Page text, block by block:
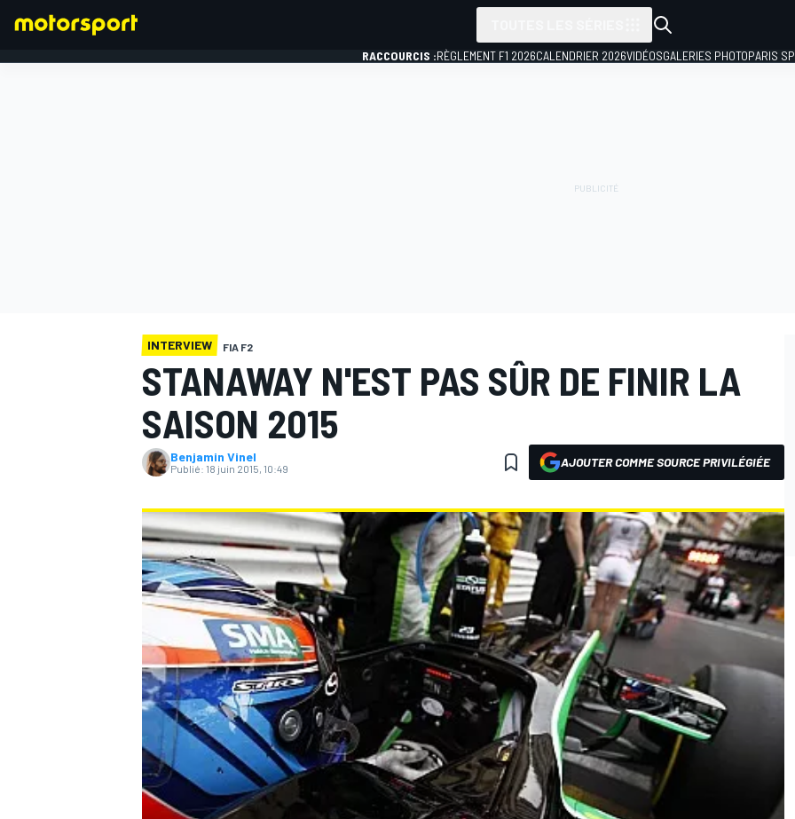
MOTOGP
RACCOURCIS :RÈGLEMENT F1 2026CALENDRIER 2026VIDÉOSGALERIES PHOTOPARIS
INTERVIEW FIA F2
STANAWAY N'EST PAS SÛR DE FINIR LA
SAISON 2015
Benjamin Vinel
Publié: 18 juin 2015, 10:49 AJOUTER COMME SOURCE PRIVILÉGIÉE